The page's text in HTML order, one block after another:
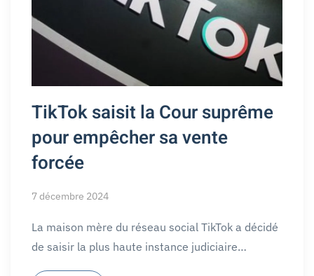
TikTok saisit la Cour suprême
pour empêcher sa vente
forcée
7 décembre 2024
La maison mère du réseau social TikTok a décidé
de saisir la plus haute instance judiciaire…